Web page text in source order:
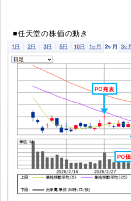
■任天堂の株価の動き